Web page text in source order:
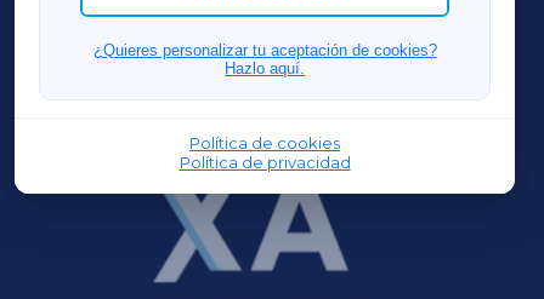
¿Quieres personalizar tu aceptación de cookies?
Hazlo aquí.
Política de cookies
Política de privacidad
FERROLXA
OURENSEXA